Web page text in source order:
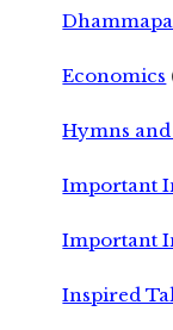
Economics
Hymns
Important
Important
Inspired